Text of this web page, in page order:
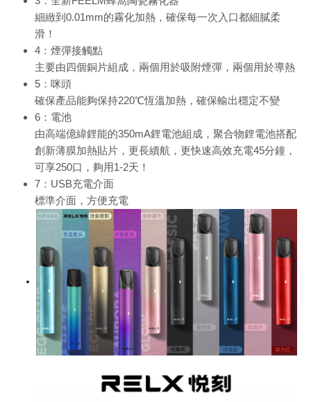
細緻到0.01mm的霧化加熱，確保每一次入口都細膩柔
滑！
4：煙彈接觸點
主要由四個銅片組成，兩個用於吸附煙彈，兩個用於導熱
5：咪頭
確保產品能夠保持220℃恆溫加熱，確保輸出穩定不變
6：電池
由高端億緯鋰能的350mA鋰電池組成，聚合物鋰電池搭配
創新薄膜加熱貼片，更長續航，更快速高效充電45分鐘，
可享250口，夠用1-2天！
7：USB充電介面
標準介面，方便充電